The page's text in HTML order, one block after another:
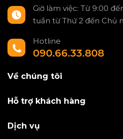
Giờ làm việc: Từ 9:00
tuần từ Thứ 2 đến Chủ
Hotline
090.66.33.808
Về chúng tôi
Hỗ trợ khách hàng
Dịch vụ